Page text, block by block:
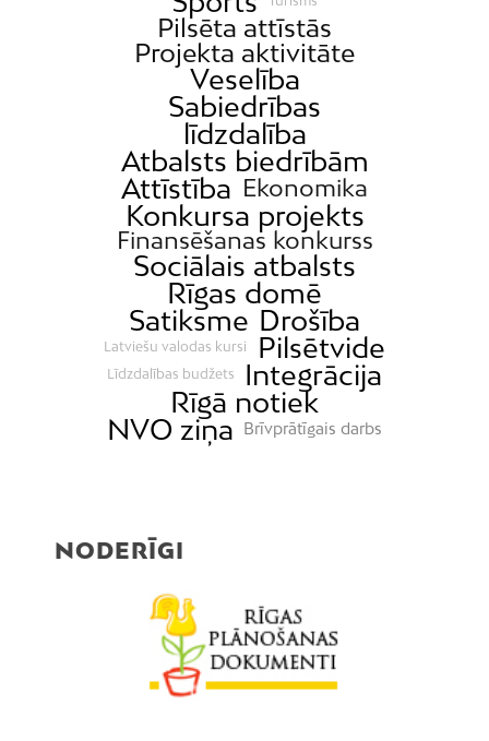
Pilsēta attīstās
Projekta aktivitāte
Veselība
Sabiedrības
līdzdalība
Atbalsts biedrībām
Attīstība Ekonomika
Konkursa projekts
Finansēšanas konkurss
Sociālais atbalsts
Rīgas domē
Satiksme Drošība
Latviešu valodas kursi Pilsētvide
Līdzdalības budžets
Integrācija
Rīgā notiek
NVO ziņa
Brīvprātīgais darbs
NODERĪGI